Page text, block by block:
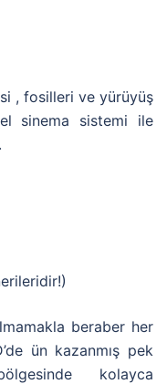
, fosilleri ve yürüyüş
sinema sistemi ile
beraber her
ün kazanmış pek
kolayca